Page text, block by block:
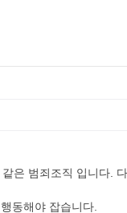
은 범죄조직 입니다.
동해야 잡습니다.